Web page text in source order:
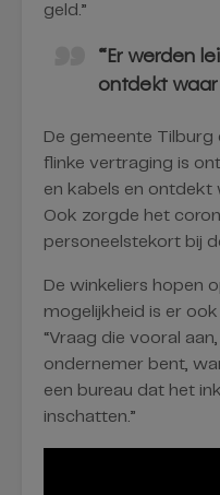
geld.”
“Er werden
ontdekt
De gemeente
flinke vertraging is
en kabels en ontdekt
Ook zorgde het
personeelstekort bij
De winkeliers hopen
mogelijkheid is er
“Vraag die vooral
ondernemer bent,
een bureau dat het
inschatten.”